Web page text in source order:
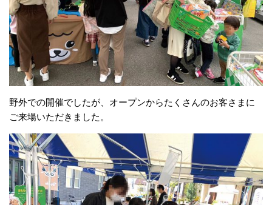
野外での開催でしたが、オープンからたくさんのお客さまに
ご来場いただきました。